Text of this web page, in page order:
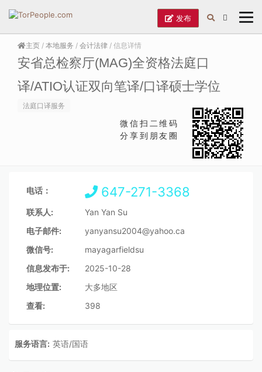
发布
主页 / 本地服务 / 会计法律 / 信息详情
安省总检察厅(MAG)全资格法庭口
译/ATIO认证双向笔译/口译硕士学位
法庭口译服务
微信扫二维码
分享到朋友圈
电话： 647-271-3368
联系人:
Yan Yan Su
电子邮件:
yanyansu2004@yahoo.ca
微信号:
mayagarfieldsu
信息发布于:
2025-10-28
地理位置:
大多地区
查看:
398
服务语言: 英语/国语